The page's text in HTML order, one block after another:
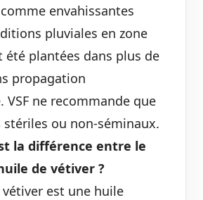
envahissantes
pluviales en zone
été plantées dans plus de
propagation
VSF ne recommande que
stériles ou non-séminaux.
la différence entre le
de vétiver ?
vétiver est une huile